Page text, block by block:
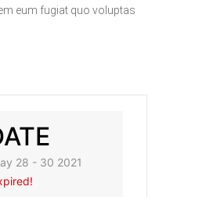
eum fugiat quo voluptas
28 - 30 2021